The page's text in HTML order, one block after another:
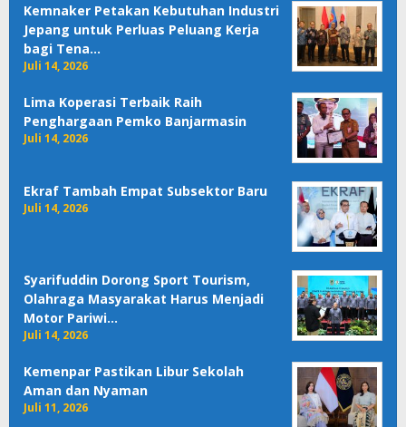
Kemnaker Petakan Kebutuhan Industri
Jepang untuk Perluas Peluang Kerja
bagi Tena…
Juli 14, 2026
Lima Koperasi Terbaik Raih
Penghargaan Pemko Banjarmasin
Juli 14, 2026
Ekraf Tambah Empat Subsektor Baru
Juli 14, 2026
Syarifuddin Dorong Sport Tourism,
Olahraga Masyarakat Harus Menjadi
Motor Pariwi…
Juli 14, 2026
Kemenpar Pastikan Libur Sekolah
Aman dan Nyaman
Juli 11, 2026